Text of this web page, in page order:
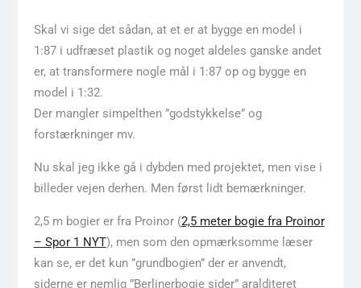
Skal vi sige det sådan, at et er at bygge en model i
1:87 i udfræset plastik og noget aldeles ganske andet
er, at transformere nogle mål i 1:87 op og bygge en
model i 1:32.
Der mangler simpelthen ”godstykkelse” og
forstærkninger mv.
Nu skal jeg ikke gå i dybden med projektet, men vise i
billeder vejen derhen. Men først lidt bemærkninger.
2,5 m bogier er fra Proinor (2,5 meter bogie fra Proinor
– Spor 1 NYT), men som den opmærksomme læser
kan se, er det kun ”grundbogien” der er anvendt,
siderne er nemlig ”Berlinerbogie sider” aralditeret